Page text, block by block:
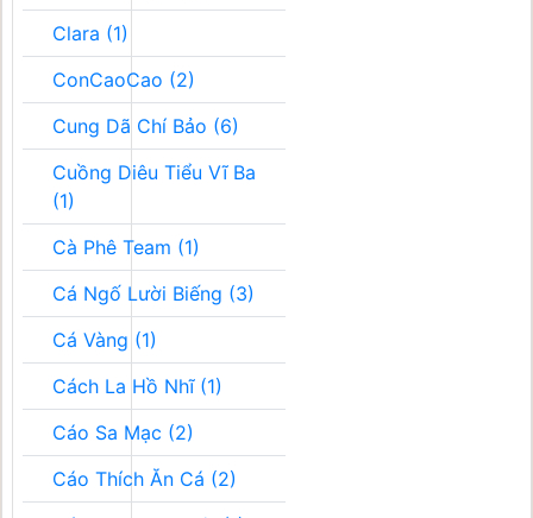
Clara (1)
ConCaoCao (2)
Cung Dã Chí Bảo (6)
Cuồng Diêu Tiểu Vĩ Ba
(1)
Cà Phê Team (1)
Cá Ngố Lười Biếng (3)
Cá Vàng (1)
Cách La Hồ Nhĩ (1)
Cáo Sa Mạc (2)
Cáo Thích Ăn Cá (2)